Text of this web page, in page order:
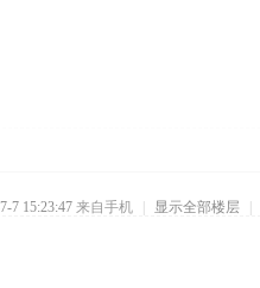
7 15:23:47 来自手机 显示全部楼层